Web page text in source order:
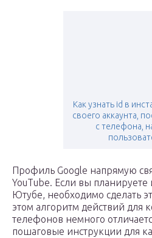
Как узнать id в
своего аккаунта,
с телефона,
Профиль Google напрямую
YouTube. Если вы планируете
Ютубе, необходимо сделать
этом алгоритм действий для
телефонов немного
пошаговые инструкции для